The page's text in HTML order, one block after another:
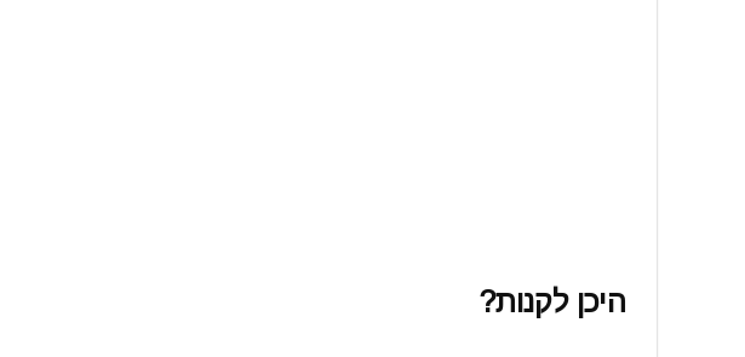
היכן לקנות?